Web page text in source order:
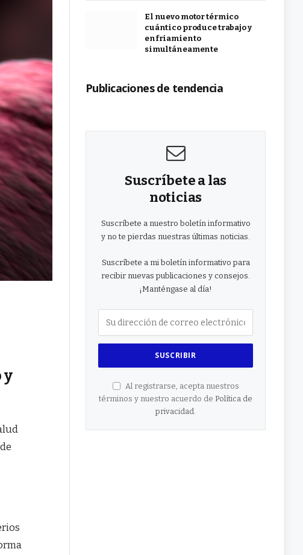
y
El nuevo motor térmico
cuántico produce trabajo y
enfriamiento
simultáneamente
Publicaciones de tendencia
Suscríbete a las
noticias
Suscríbete a nuestro boletín informativo
y no te pierdas nuestras últimas noticias.
Suscríbete a mi boletín informativo para
recibir nuevas publicaciones y consejos.
¡Manténgase al día!
Al registrarse, acepta nuestros
términos y nuestro acuerdo de Política de
privacidad.